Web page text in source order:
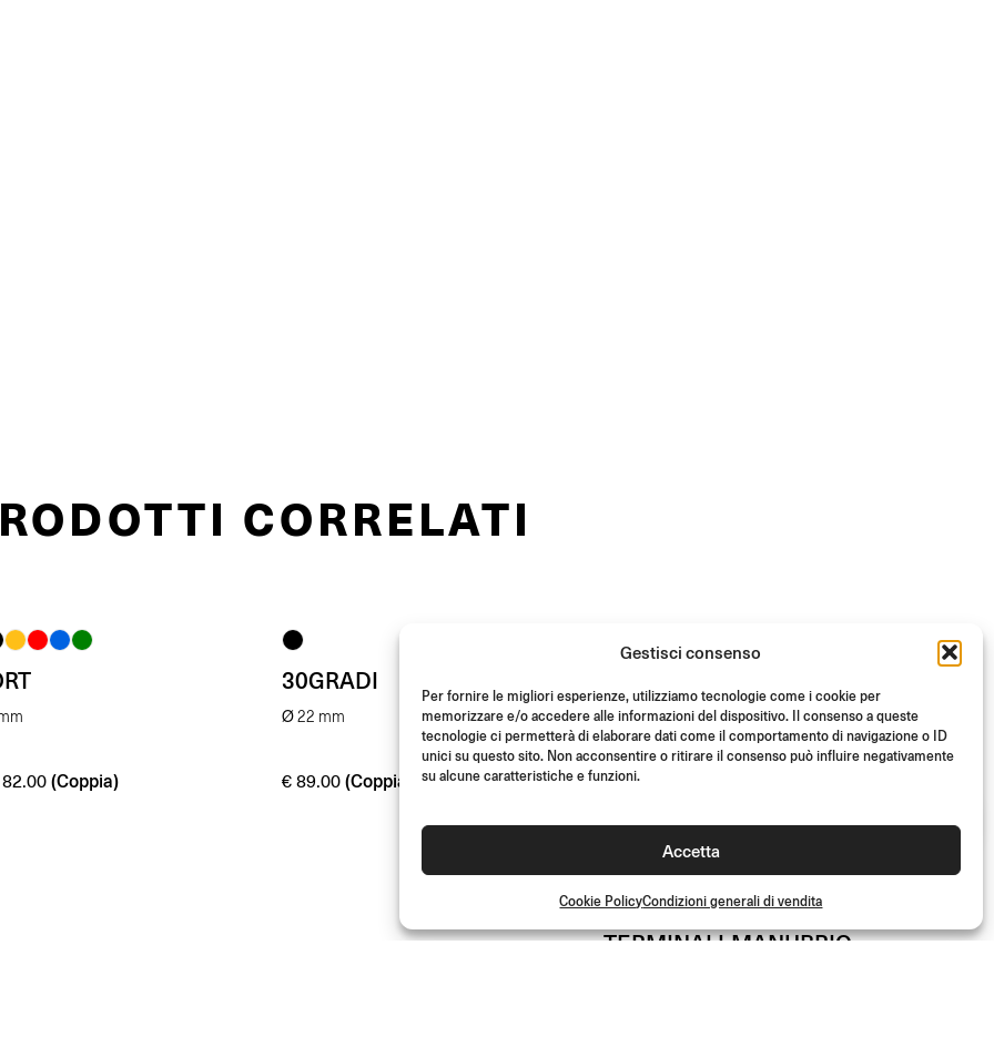
Gestisci consenso
Per fornire le migliori esperienze, utilizziamo tecnologie come i cookie per
memorizzare e/o accedere alle informazioni del dispositivo. Il consenso a queste
tecnologie ci permetterà di elaborare dati come il comportamento di navigazione o ID
unici su questo sito. Non acconsentire o ritirare il consenso può influire negativamente
su alcune caratteristiche e funzioni.
Accetta
Cookie PolicyCondizioni generali di vendita
CORRELATI
(Coppia)
30GRADI
Ø 22 mm
€ 89.00 (Coppia)
50%
TERMINALI MANUBRIO